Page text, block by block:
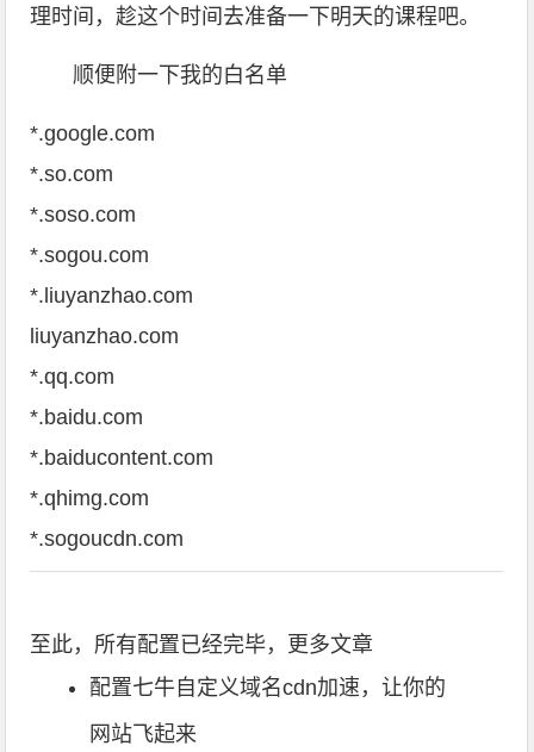
理时间，趁这个时间去准备一下明天的课程吧。
顺便附一下我的白名单
*.google.com
*.so.com
*.soso.com
*.sogou.com
*.liuyanzhao.com
liuyanzhao.com
*.qq.com
*.baidu.com
*.baiducontent.com
*.qhimg.com
*.sogoucdn.com
至此，所有配置已经完毕，更多文章
配置七牛自定义域名cdn加速，让你的
网站飞起来